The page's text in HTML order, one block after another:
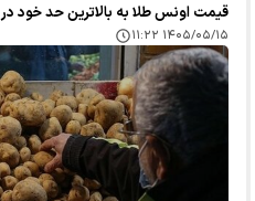
قیمت اونس طلا به بالاترین حد خود در ۷ هفته اخیر رسید
۱۴۰۵/۰۵/۱۵ ۱۱:۲۲